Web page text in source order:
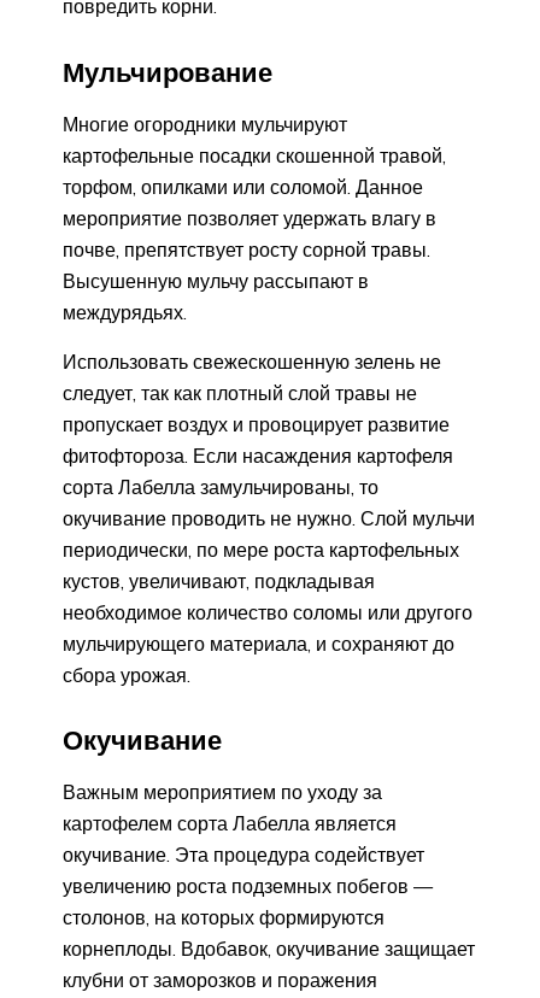
повредить корни.
Мульчирование
Многие огородники мульчируют
картофельные посадки скошенной травой,
торфом, опилками или соломой. Данное
мероприятие позволяет удержать влагу в
почве, препятствует росту сорной травы.
Высушенную мульчу рассыпают в
междурядьях.
Использовать свежескошенную зелень не
следует, так как плотный слой травы не
пропускает воздух и провоцирует развитие
фитофтороза. Если насаждения картофеля
сорта Лабелла замульчированы, то
окучивание проводить не нужно. Слой мульчи
периодически, по мере роста картофельных
кустов, увеличивают, подкладывая
необходимое количество соломы или другого
мульчирующего материала, и сохраняют до
сбора урожая.
Окучивание
Важным мероприятием по уходу за
картофелем сорта Лабелла является
окучивание. Эта процедура содействует
увеличению роста подземных побегов —
столонов, на которых формируются
корнеплоды. Вдобавок, окучивание защищает
клубни от заморозков и поражения